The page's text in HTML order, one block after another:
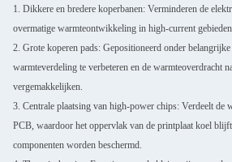
1. Dikkere en bredere koperbanen: Verminderen de
overmatige warmteontwikkeling in high-current
2. Grote koperen pads: Gepositioneerd onder
warmteverdeling te verbeteren en de warmteoverdracht
vergemakkelijken.
3. Centrale plaatsing van high-power chips: Verdeelt de
PCB, waardoor het oppervlak van de printplaat koel
componenten worden beschermd.